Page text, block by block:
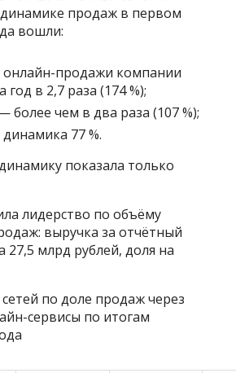
продаж в первом
вошли:
продажи компании
год в 2,7 раза (174 %);
более чем в два раза (107 %);
77 %.
показала только
лидерство по объёму
выручка за отчётный
27,5 млрд рублей, доля на
по доле продаж через
сервисы по итогам